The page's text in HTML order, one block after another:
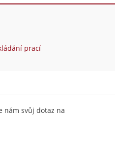
prací
nám svůj dotaz na